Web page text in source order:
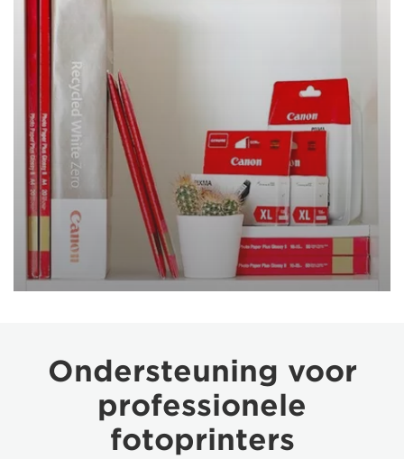
Ondersteuning voor
professionele
fotoprinters